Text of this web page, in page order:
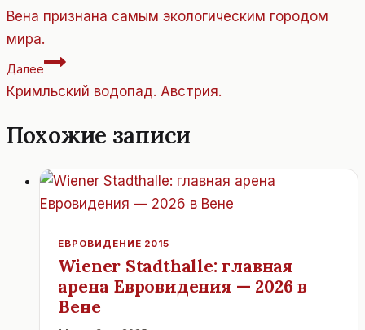
по
записям
Вена признана самым экологическим городом
мира.
Далее
Кримльский водопад. Австрия.
Похожие записи
ЕВРОВИДЕНИЕ 2015
Wiener Stadthalle: главная
арена Евровидения — 2026 в
Вене